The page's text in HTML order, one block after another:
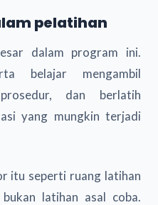
pelatihan
dalam program ini.
belajar mengambil
dan berlatih
yang mungkin terjadi
itu seperti ruang latihan
latihan asal coba.